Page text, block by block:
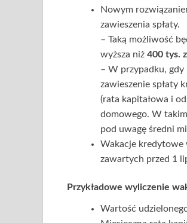
Nowym
zawieszenia spłaty.
– Taką możliwość
wyższa niż 400 tys.
– W przypadku, gdy
zawieszenie spłaty
(rata kapitałowa i
domowego. W
pod uwagę średni
Wakacje kredytowe
zawartych przed 1
Przykładowe wyliczenie
Wartość